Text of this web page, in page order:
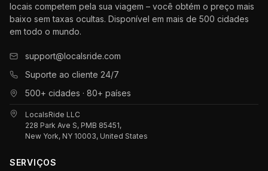
locais competem pela sua viagem – você obtém o preço mais
baixo sem taxas ocultas. Disponível em mais de 500 cidades
em todo o mundo.
support@localsride.com
Suporte ao cliente 24/7
500+ cidades · 80+ países
LocalsRide LLC
228 Park Ave S, PMB 85451,
New York, NY 10003, United States
SERVIÇOS